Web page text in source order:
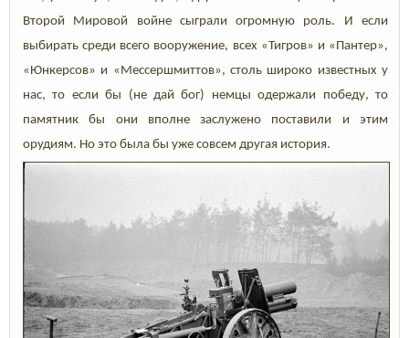
Второй Мировой войне сыграли огромную роль. И если
выбирать среди всего вооружение, всех «Тигров» и «Пантер»,
«Юнкерсов» и «Мессершмиттов», столь широко известных у
нас, то если бы (не дай бог) немцы одержали победу, то
памятник бы они вполне заслужено поставили и этим
орудиям. Но это была бы уже совсем другая история.